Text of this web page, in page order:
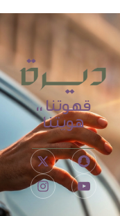
قهوتنا ،،
هويتنا